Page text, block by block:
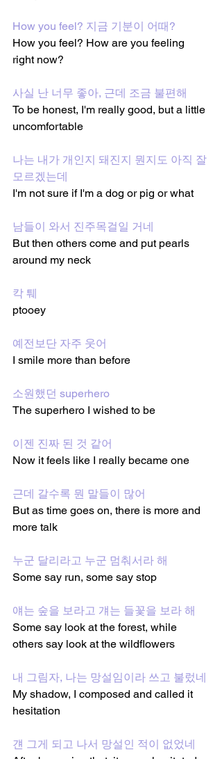
How you feel? 지금 기분이 어때?
How you feel? How are you feeling
right now?
사실 난 너무 좋아, 근데 조금 불편해
To be honest, I'm really good, but a little
uncomfortable
나는 내가 개인지 돼진지 뭔지도 아직 잘
모르겠는데
I'm not sure if I'm a dog or pig or what
남들이 와서 진주목걸일 거네
But then others come and put pearls
around my neck
칵 퉤
ptooey
예전보단 자주 웃어
I smile more than before
소원했던 superhero
The superhero I wished to be
이젠 진짜 된 것 같어
Now it feels like I really became one
근데 갈수록 뭔 말들이 많어
But as time goes on, there is more and
more talk
누군 달리라고 누군 멈춰서라 해
Some say run, some say stop
얘는 숲을 보라고 걔는 들꽃을 보라 해
Some say look at the forest, while
others say look at the wildflowers
내 그림자, 나는 망설임이라 쓰고 불렀네
My shadow, I composed and called it
hesitation
걘 그게 되고 나서 망설인 적이 없었네